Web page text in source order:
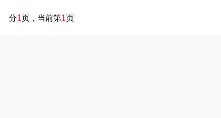
分1 页，当前第1 页